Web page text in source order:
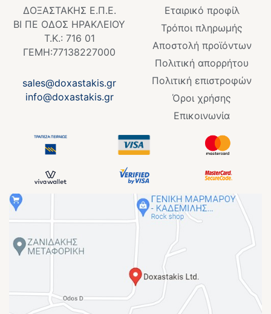
ΔΟΞΑΣΤΑΚΗΣ Ε.Π.Ε.
ΒΙ ΠΕ ΟΔΟΣ ΗΡΑΚΛΕΙΟΥ
Τ.Κ.: 716 01
ΓΕΜΗ:77138227000
sales@doxastakis.gr
info@doxastakis.gr
Εταιρικό προφίλ
Τρόποι πληρωμής
Αποστολή προϊόντων
Πολιτική απορρήτου
Πολιτική επιστροφών
Όροι χρήσης
Επικοινωνία